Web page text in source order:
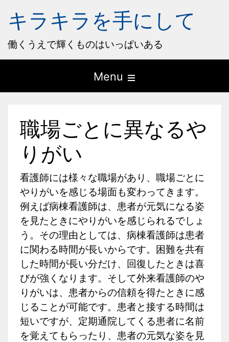
キラキラを手にして
働くうえで輝くものはいっぱいある
Menu
the
menu
職場ごとに異なるや
りがい
看護師には様々な職場があり、職場ごとに
やりがいを感じる場面も変わってきます。
例えば病棟看護師は、患者が元気になる姿
を見たときにやりがいを感じられるでしょ
う。その理由としては、病棟看護師は患者
に関わる時間が長いからです。困難を共有
した時間が長い分だけ、回復したときは喜
びが強くなります。そして外来看護師のや
りがいは、患者からの信頼を得たときに感
じることが可能です。患者と接する時間は
短いですが、定期通院してくる患者に名前
を覚えてもらったり、患者の元気な姿を見